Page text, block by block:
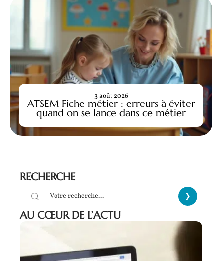
ATSEM Fiche métier : erreurs à éviter
quand on se lance dans ce métier
3 août 2026
RECHERCHE
AU CŒUR DE L’ACTU